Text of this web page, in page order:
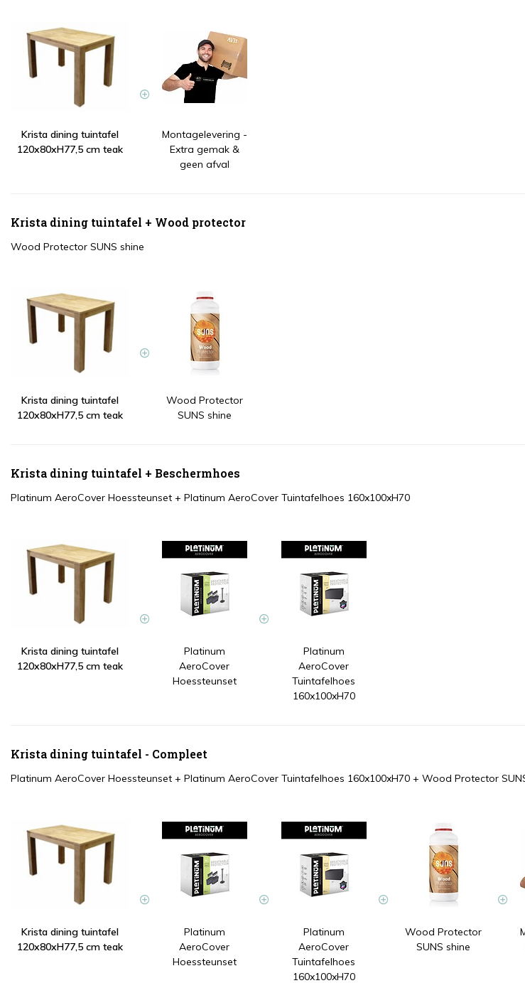
Krista dining tuintafel
120x80xH77,5 cm teak
Montagelevering -
Extra gemak &
geen afval
Krista dining tuintafel + Wood protector
Wood Protector SUNS shine
Krista dining tuintafel
120x80xH77,5 cm teak
Wood Protector
SUNS shine
Krista dining tuintafel + Beschermhoes
Platinum AeroCover Hoessteunset + Platinum AeroCover Tuintafelhoes 160x100xH70
Krista dining tuintafel
120x80xH77,5 cm teak
Platinum
AeroCover
Hoessteunset
Platinum
AeroCover
Tuintafelhoes
160x100xH70
Krista dining tuintafel - Compleet
Platinum AeroCover Hoessteunset + Platinum AeroCover Tuintafelhoes 160x100xH70 + Wood Protector
Krista dining tuintafel
120x80xH77,5 cm teak
Platinum
AeroCover
Hoessteunset
Platinum
AeroCover
Tuintafelhoes
160x100xH70
Wood Protector
SUNS shine